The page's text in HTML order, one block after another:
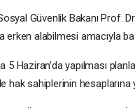
Güvenlik Bakanı Prof.
erken alabilmesi amacıyla
Haziran’da yapılması
sahiplerinin hesaplarına